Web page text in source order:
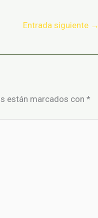
Entrada siguiente →
están marcados con *